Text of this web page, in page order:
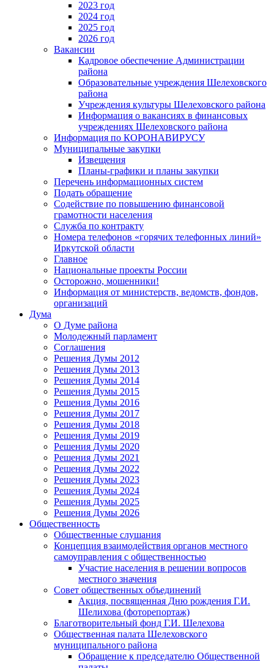
2023 год
2024 год
2025 год
2026 год
Вакансии
Кадровое обеспечение Администрации
района
Образовательные учреждения Шелеховского
района
Учреждения культуры Шелеховского района
Информация о вакансиях в финансовых
учреждениях Шелеховского района
Информация по КОРОНАВИРУСУ
Муниципальные закупки
Извещения
Планы-графики и планы закупки
Перечень информационных систем
Подать обращение
Содействие по повышению финансовой
грамотности населения
Служба по контракту
Номера телефонов «горячих телефонных линий»
Иркутской области
Главное
Национальные проекты России
Осторожно, мошенники!
Информация от министерств, ведомств, фондов,
организаций
Дума
О Думе района
Молодежный парламент
Соглашения
Решения Думы 2012
Решения Думы 2013
Решения Думы 2014
Решения Думы 2015
Решения Думы 2016
Решения Думы 2017
Решения Думы 2018
Решения Думы 2019
Решения Думы 2020
Решения Думы 2021
Решения Думы 2022
Решения Думы 2023
Решения Думы 2024
Решения Думы 2025
Решения Думы 2026
Общественность
Общественные слушания
Концепция взаимодействия органов местного
самоуправления с общественностью
Участие населения в решении вопросов
местного значения
Совет общественных объединений
Акция, посвященная Дню рождения Г.И.
Шелихова (фоторепортаж)
Благотворительный фонд Г.И. Шелехова
Общественная палата Шелеховского
муниципального района
Обращение к председателю Общественной